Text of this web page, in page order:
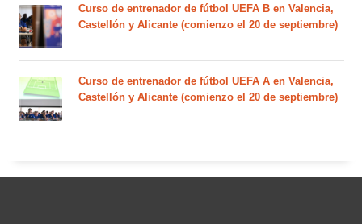
Curso de entrenador de fútbol UEFA B en Valencia,
Castellón y Alicante (comienzo el 20 de septiembre)
Curso de entrenador de fútbol UEFA A en Valencia,
Castellón y Alicante (comienzo el 20 de septiembre)